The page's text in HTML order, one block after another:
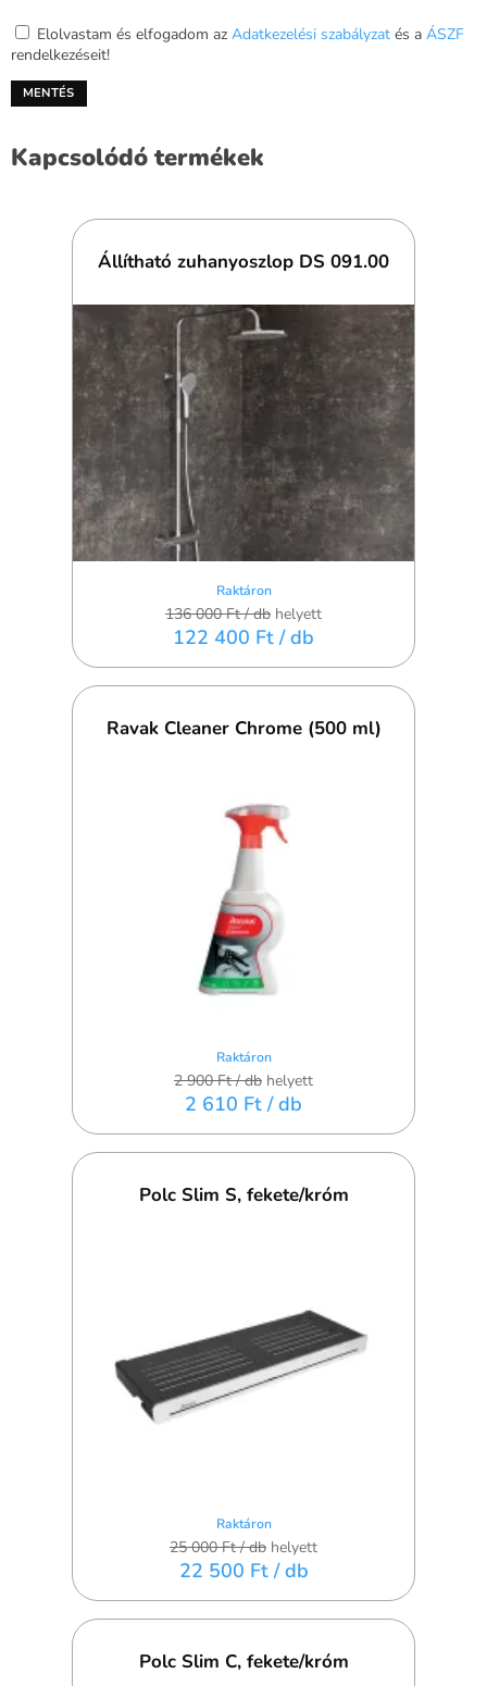
Elolvastam és elfogadom az Adatkezelési szabályzat és a ÁSZF
rendelkezéseit!
Kapcsolódó termékek
Állítható zuhanyoszlop DS 091.00
Raktáron
136 000 Ft/ db helyett
122 400 Ft / db
Ravak Cleaner Chrome (500 ml)
Raktáron
2 900 Ft/ db helyett
2 610 Ft / db
Polc Slim S, fekete/króm
Raktáron
25 000 Ft/ db helyett
22 500 Ft / db
Polc Slim C, fekete/króm